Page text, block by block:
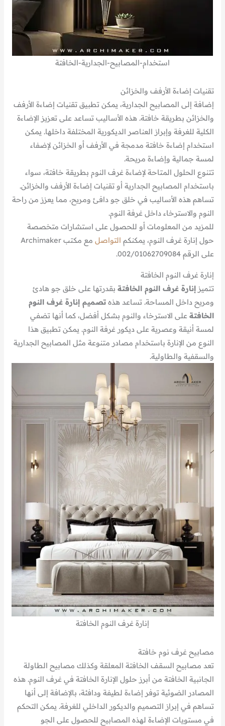
استخدام-المصابيح-الجدارية-الخافتة
تقنيات إضاءة الأرفف والخزائن
إضافة إلى المصابيح الجدارية، يمكن تطبيق تقنيات إضاءة الأرفف
والخزائن بطريقة خافتة. هذه الأساليب تساعد على تعزيز الإضاءة
الكلية للغرفة وإبراز العناصر الديكورية المختلفة داخلها. يمكن
استخدام إضاءة خافتة مدمجة في الأرفف أو الخزائن لإضفاء
لمسة جمالية وإضاءة مريحة.
تتنوع الحلول المتاحة لإضاءة غرف النوم بطريقة خافتة، سواء
باستخدام المصابيح الجدارية أو تقنيات إضاءة الأرفف والخزائن.
تساهم هذه الأساليب في خلق جو دافئ ومريح، مما يعزز من راحة
النوم والاسترخاء داخل غرفة النوم.
للمزيد من المعلومات أو للحصول على استشارات متخصصة
حول إنارة غرف النوم، يمكنكم التواصل
مع مكتب Archimaker
على الرقم 002/01062709084.
إنارة غرف النوم الخافتة
تتميزإنارة غرف النوم الخافتة بقدرتها على خلق جو هادئ
ومريح داخل المساحة. تساعد هذهتصميم إنارة غرف النوم
الخافتة على الاسترخاء والنوم بشكل أفضل، كما أنها تضفي
لمسة أنيقة وعصرية على ديكور غرفة النوم. يمكن تطبيق هذا
النوع من الإنارة باستخدام مصادر متنوعة مثل المصابيح الجدارية
والسقفية والطاولية.
إنارة غرف النوم الخافتة
مصابيح غرف نوم خافتة
تعد مصابيح السقف الخافتة المعلقة وكذلك مصابيح الطاولة
الجانبية الخافتة من أبرز حلول الإنارة الخافتة في غرف النوم. هذه
المصادر الضوئية توفر إضاءة لطيفة ودافئة، بالإضافة إلى أنها
تساهم في إبراز التصميم والديكور الداخلي للغرفة. يمكن التحكم
في مستويات الإضاءة لهذه المصابيح للحصول على الجو